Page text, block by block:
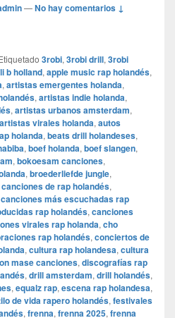
—No hay comentarios ↓
3robi, 3robi drill, 3robi
b holland, apple music rap holandés,
, artistas emergentes holanda,
, artistas indie holanda,
, artistas urbanos amsterdam,
artistas virales holanda, autos
holanda, beats drill holandeses,
, boef holanda, boef slangen,
, bokoesam canciones,
, broederliefde jungle,
canciones de rap holandés,
canciones más escuchadas rap
rap holandés, canciones
virales rap holanda, cho
rap holandés, conciertos de
, cultura rap holandesa, cultura
mase canciones, discografías rap
, drill amsterdam, drill holandés,
, equalz rap, escena rap holandesa,
de vida rapero holandés, festivales
, frenna, frenna 2025, frenna